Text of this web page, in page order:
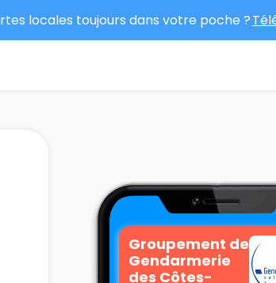
locales toujours dans votre poche ?
Groupement de
Gendarmerie
des Côtes-